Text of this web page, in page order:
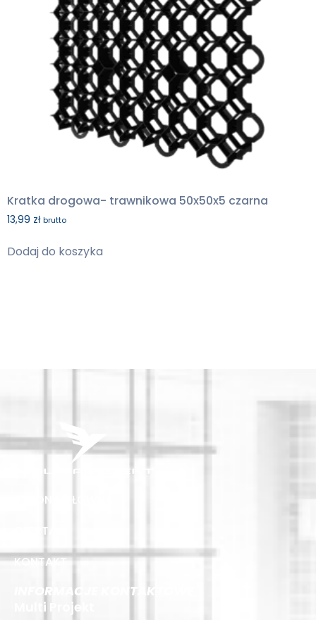
Kratka drogowa- trawnikowa 50x50x5 czarna
13,99 zł brutto
Dodaj do koszyka
STRONA GŁÓWNA
OFERTA
KONTAKT
INFORMACJE KONTAKTOWE
Multi Projekt